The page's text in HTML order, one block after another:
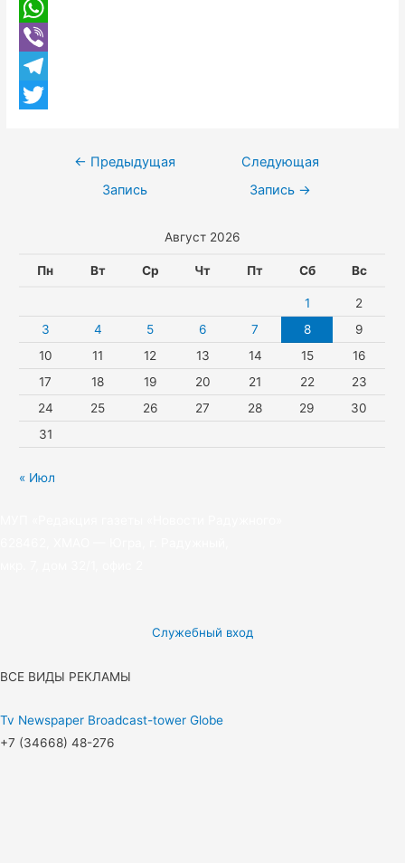
KO
d
n
o
W
h
a
V
T
Навигация
← Предыдущая
Запись
Следующая
Запись →
Август 2026
Пн Вт Ср Чт Пт Сб Вс
1
2
3
4 5 6 7 8
9
10
11 12 13 14 15
16
17
18 19 20 21 22
23
24
25 26 27 28 29
30
31
« Июл
Служебный вход
ВСЕ ВИДЫ РЕКЛАМЫ
Tv Newspaper Broadcast-tower Globe
+7 (34668) 48-276